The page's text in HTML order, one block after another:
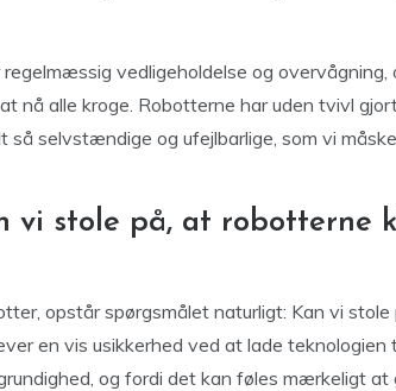
vedligeholdelse og overvågning,
nå alle kroge. Robotterne har uden tvivl
så selvstændige og ufejlbarlige, som vi
vi stole på, at robotterne
opstår spørgsmålet naturligt: Kan vi stole
en vis usikkerhed ved at lade teknologien
og fordi det kan føles mærkeligt at